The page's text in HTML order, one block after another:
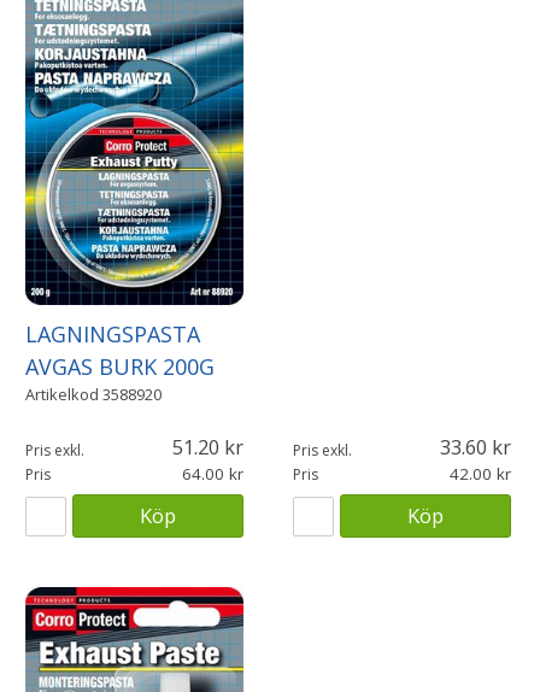
LAGNINGSPASTA
AVGAS BURK 200G
Artikelkod 3588920
Pris exkl. 51.20
Pris 64.00
Köp
Pris exkl. 33.60
Pris 42.00
Köp